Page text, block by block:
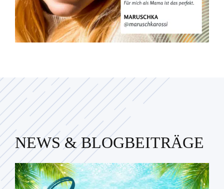
NEWS & BLOGBEITRÄGE